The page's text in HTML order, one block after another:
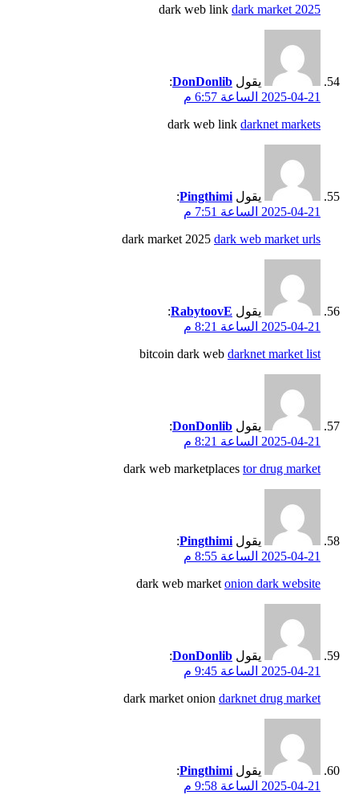
dark web linkdark market 2025
يقول DonDonlib
:
2025-04-21 الساعة 6:57 م
dark web linkdarknet markets
يقول Pingthimi
:
2025-04-21 الساعة 7:51 م
dark market 2025dark web market urls
يقول RabytoovE
:
2025-04-21 الساعة 8:21 م
bitcoin dark webdarknet market list
يقول DonDonlib
:
2025-04-21 الساعة 8:21 م
dark web marketplacestor drug market
يقول Pingthimi
:
2025-04-21 الساعة 8:55 م
dark web marketonion dark website
يقول DonDonlib
:
2025-04-21 الساعة 9:45 م
dark market oniondarknet drug market
يقول Pingthimi
:
2025-04-21 الساعة 9:58 م